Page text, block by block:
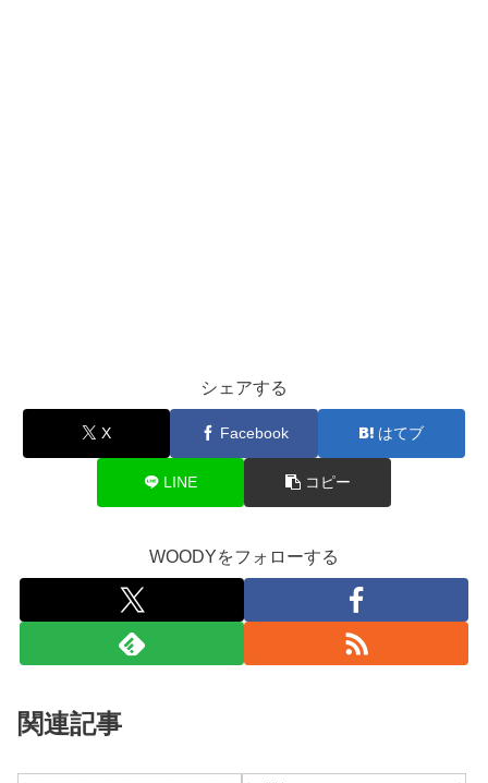
シェアする
X Facebook はてブ
LINE コピー
WOODYをフォローする
関連記事